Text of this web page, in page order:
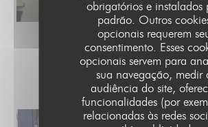
obrigatórios e instalados
padrão. Outros
opcionais requerem
consentimento. Esses
opcionais servem para
sua navegação, medir
audiência do site,
funcionalidades (por
relacionadas às redes
LA